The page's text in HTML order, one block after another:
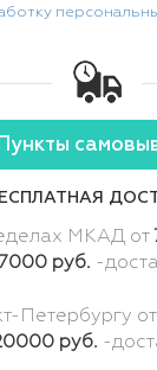
Пункты
МКАД от
7000 руб. -
Петербургу от
руб. -